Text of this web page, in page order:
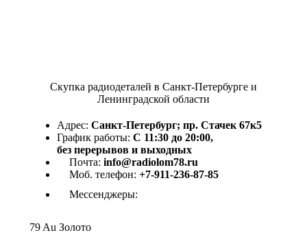
Скупка радиодеталей в Санкт-Петербурге и
Ленинградской области
Адрес: Санкт-Петербург; пр. Стачек 67к5
График работы: С 11:30 до 20:00,
без перерывов и выходных
Почта: info@radiolom78.ru
Моб. телефон: +7-911-236-87-85
Мессенджеры:
79Au Золото